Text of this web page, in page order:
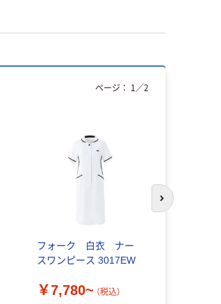
フォーク 白衣 ナー
スワンピース 3017EW
￥7,780~ （税込）
ページ： 1 ／2
次のスライド